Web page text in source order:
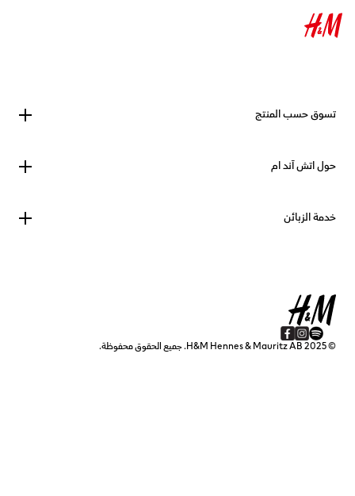
تسوق حسب المنتج
حول اتش آند ام
خدمة الزبائن
© 2025 H&M Hennes & Mauritz AB. جميع الحقوق محفوظة.